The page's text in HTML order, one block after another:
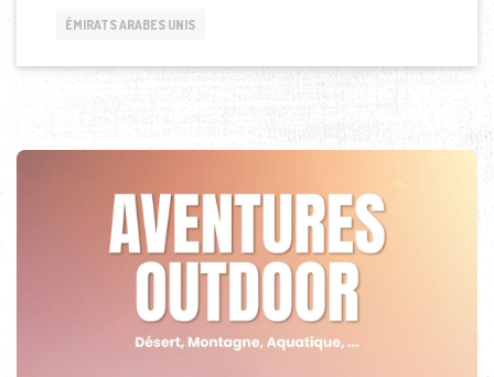
ÉMIRATS ARABES UNIS